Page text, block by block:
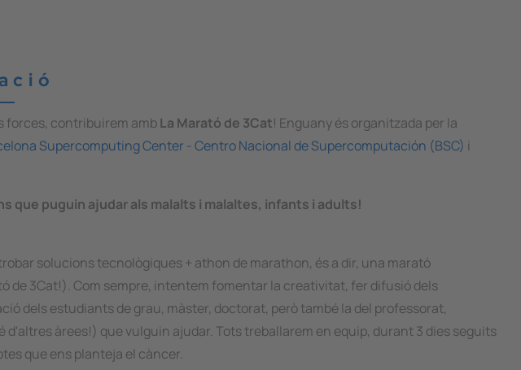
forces, contribuirem ambLa Marató de 3Cat! Enguany és organitzada per la
Supercomputing Center - Centro Nacional de Supercomputación (BSC) i
que puguin ajudar als malalts i malaltes, infants i adults!
trobar solucions tecnològiques + athon demarathon, és a dir, una marató
de 3Cat!). Com sempre, intentem fomentar la creativitat, fer difusió dels
dels estudiants de grau, màster, doctorat, però també la del professorat,
àrees!) que vulguin ajudar. Tots treballarem en equip, durant 3 dies seguits
que ens planteja el càncer.